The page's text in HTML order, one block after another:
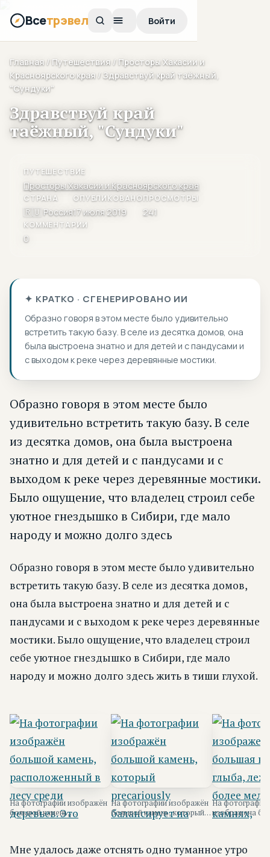
Всетрэвел Войти
Главная/ Путешествия/ Просторы Хакасии и
Красноярского края/ Здравствуй край таёжный,
"Сундуки"
Здравствуй край
таёжный, "Сундуки"
ПУТЕШЕСТВИЕ
Просторы Хакасии и Красноярского края
СТРАНА
🇷🇺 Россия
ОПУБЛИКОВАНО
17 июля 2019
ПРОСМОТРЫ
241
КОММЕНТАРИИ
0
✦ КРАТКО · СГЕНЕРИРОВАНО ИИ
Образно говоря в этом месте было удивительно
встретить такую базу. В селе из десятка домов, она
была выстроена знатно и для детей и с пандусами и
с выходом к реке через деревянные мостики.
Образно говоря в этом месте было
удивительно встретить такую базу. В селе
из десятка домов, она была выстроена
знатно и для детей и с пандусами и с
выходом к реке через деревянные мостики.
Было ощущение, что владелец строил себе
уютное гнездышко в Сибири, где мало
народу и можно долго здесь
Образно говоря в этом месте было удивительно
встретить такую базу. В селе из десятка домов,
она была выстроена знатно и для детей и с
пандусами и с выходом к реке через деревянные
мостики. Было ощущение, что владелец строил
себе уютное гнездышко в Сибири, где мало
народу и можно долго здесь жить в тиши глухой.
На фотографии изображён
большой камень,
расположенный в лесу
На фотографии изображён
большой камень, который
precariously балансирует на
На фотографии
изображена
каменная
Мне удалось даже отснять одно туманное утро